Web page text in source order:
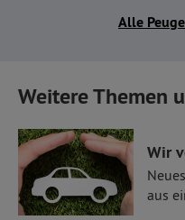
Alle
Weitere Themen
Wir
aus